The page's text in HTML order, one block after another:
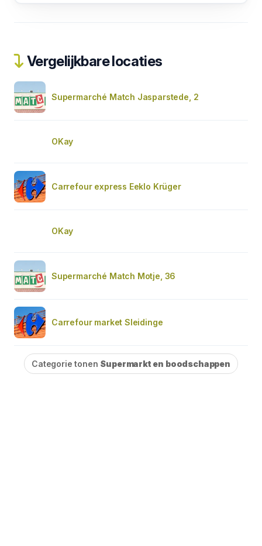
Vergelijkbare locaties
Supermarché Match Jasparstede, 2
OKay
Carrefour express Eeklo Krüger
OKay
Supermarché Match Motje, 36
Carrefour market Sleidinge
Categorie tonen Supermarkt en boodschappen